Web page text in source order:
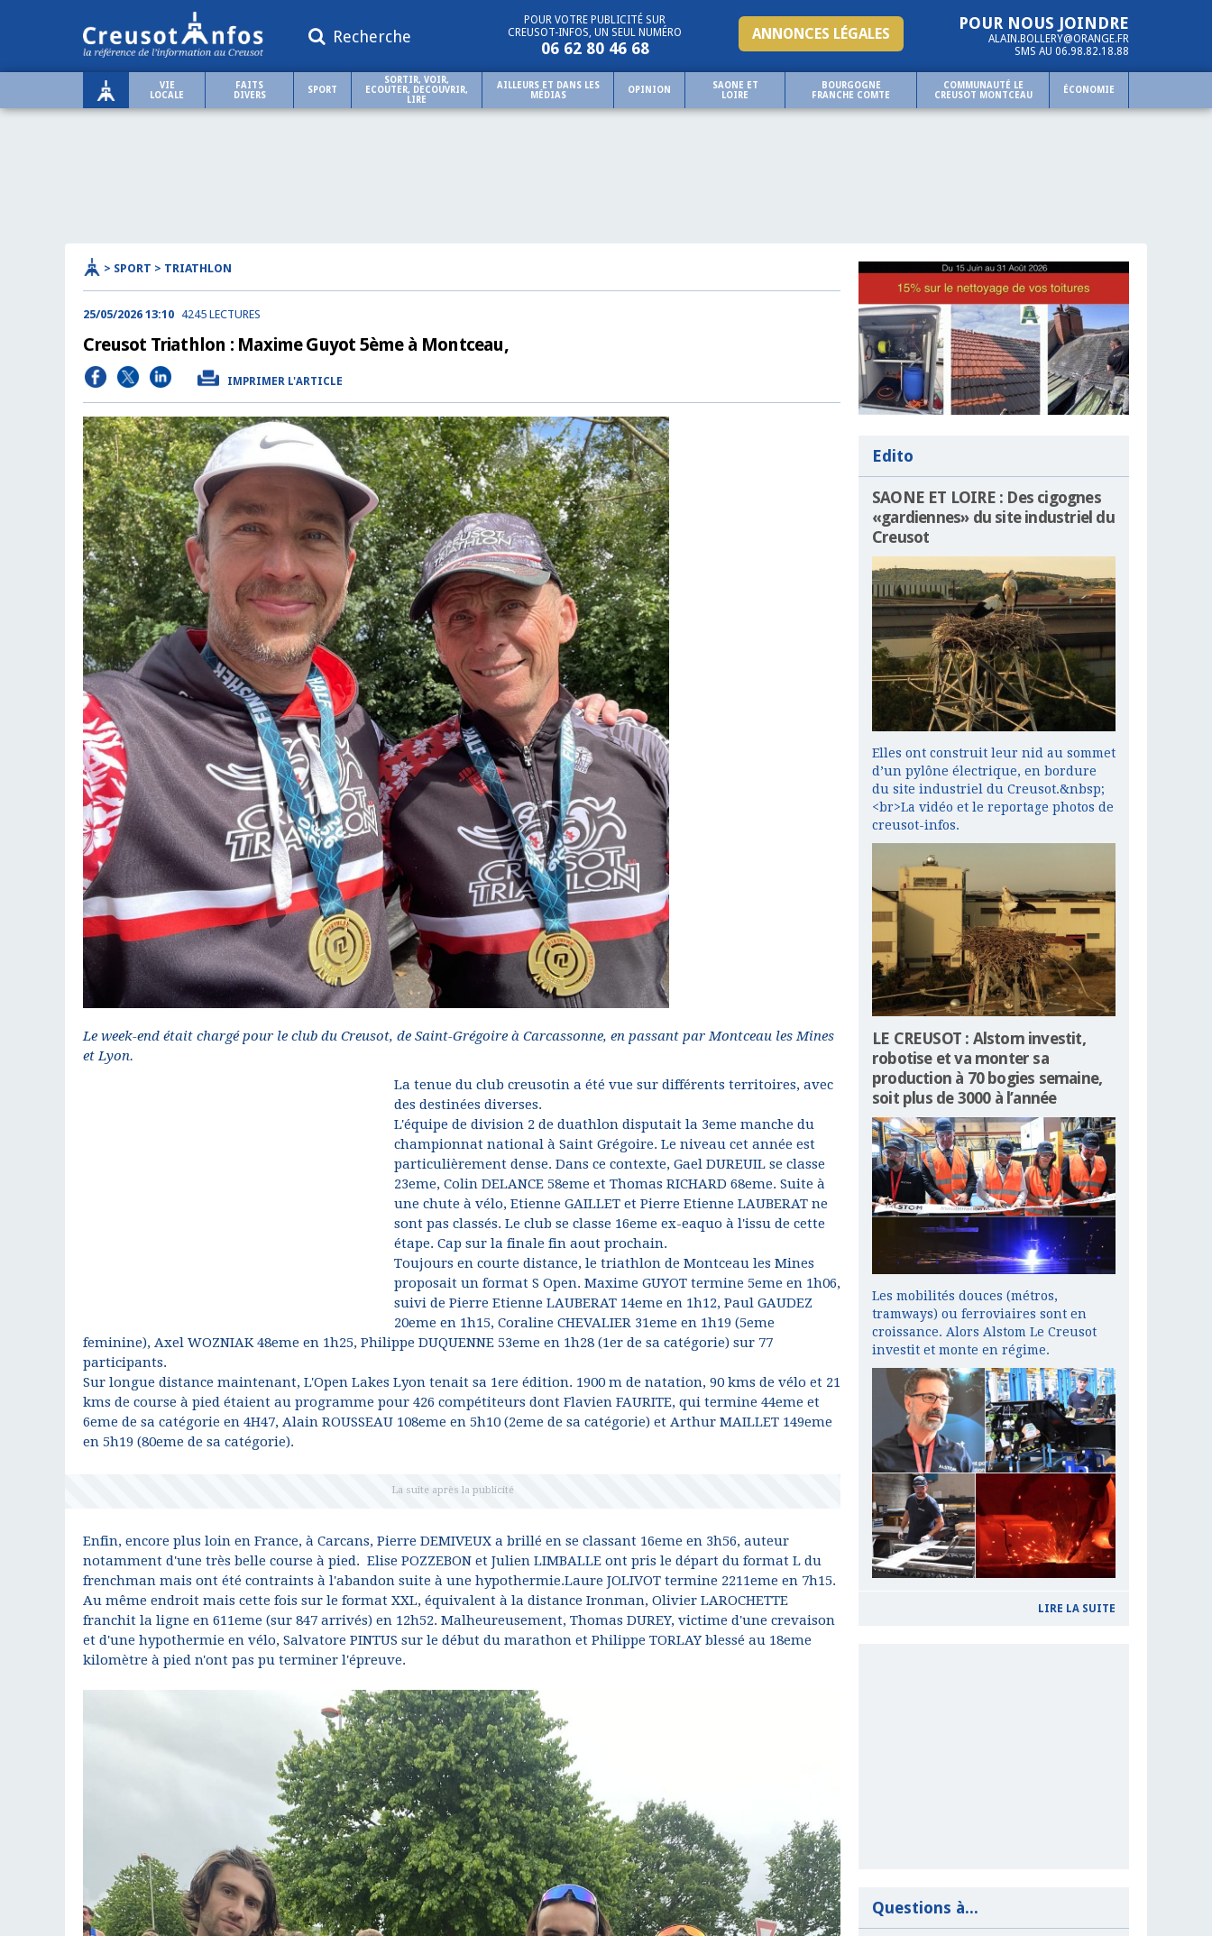
Recherche
POUR NOUS JOINDRE
ALAIN.BOLLERY@ORANGE.FR
SMS AU 06.98.82.18.88
ANNONCES LÉGALES
POUR VOTRE PUBLICITÉ SUR
CREUSOT-INFOS, UN SEUL NUMÉRO
06 62 80 46 68
VIE
LOCALE
FAITS
DIVERS
SPORT
SORTIR, VOIR,
ECOUTER, DECOUVRIR,
LIRE
AILLEURS ET DANS LES
MÉDIAS
OPINION
SAONE ET
LOIRE
BOURGOGNE
FRANCHE COMTE
COMMUNAUTÉ LE
CREUSOT MONTCEAU
ÉCONOMIE
> SPORT > TRIATHLON
25/05/2026 13:10 4245 LECTURES
Creusot Triathlon : Maxime Guyot 5ème à Montceau,
IMPRIMER L'ARTICLE
Le week-end était chargé pour le club du Creusot, de Saint-Grégoire à Carcassonne, en passant par Montceau les Mines
et Lyon.
La tenue du club creusotin a été vue sur différents territoires, avec
des destinées diverses.
L'équipe de division 2 de duathlon disputait la 3eme manche du
championnat national à Saint Grégoire. Le niveau cet année est
particulièrement dense. Dans ce contexte, Gael DUREUIL se classe
23eme, Colin DELANCE 58eme et Thomas RICHARD 68eme. Suite à
une chute à vélo, Etienne GAILLET et Pierre Etienne LAUBERAT ne
sont pas classés. Le club se classe 16eme ex-eaquo à l'issu de cette
étape. Cap sur la finale fin aout prochain.
Toujours en courte distance, le triathlon de Montceau les Mines
proposait un format S Open. Maxime GUYOT termine 5eme en 1h06,
suivi de Pierre Etienne LAUBERAT 14eme en 1h12, Paul GAUDEZ
20eme en 1h15, Coraline CHEVALIER 31eme en 1h19 (5eme
feminine), Axel WOZNIAK 48eme en 1h25, Philippe DUQUENNE 53eme en 1h28 (1er de sa catégorie) sur 77
participants.
Sur longue distance maintenant, L'Open Lakes Lyon tenait sa 1ere édition. 1900 m de natation, 90 kms de vélo et 21
kms de course à pied étaient au programme pour 426 compétiteurs dont Flavien FAURITE, qui termine 44eme et
6eme de sa catégorie en 4H47, Alain ROUSSEAU 108eme en 5h10 (2eme de sa catégorie) et Arthur MAILLET 149eme
en 5h19 (80eme de sa catégorie).
Enfin, encore plus loin en France, à Carcans, Pierre DEMIVEUX a brillé en se classant 16eme en 3h56, auteur
notamment d'une très belle course à pied. Elise POZZEBON et Julien LIMBALLE ont pris le départ du format L du
frenchman mais ont été contraints à l'abandon suite à une hypothermie.Laure JOLIVOT termine 2211eme en 7h15.
Au même endroit mais cette fois sur le format XXL, équivalent à la distance Ironman, Olivier LAROCHETTE
franchit la ligne en 611eme (sur 847 arrivés) en 12h52. Malheureusement, Thomas DUREY, victime d'une crevaison
et d'une hypothermie en vélo, Salvatore PINTUS sur le début du marathon et Philippe TORLAY blessé au 18eme
kilomètre à pied n'ont pas pu terminer l'épreuve.
Edito
SAONE ET LOIRE : Des cigognes
«gardiennes» du site industriel du
Creusot
Elles ont construit leur nid au sommet
d’un pylône électrique, en bordure
du site industriel du Creusot.&nbsp;
<br>La vidéo et le reportage photos de
creusot-infos.
LE CREUSOT : Alstom investit,
robotise et va monter sa
production à 70 bogies semaine,
soit plus de 3000 à l’année
Les mobilités douces (métros,
tramways) ou ferroviaires sont en
croissance. Alors Alstom Le Creusot
investit et monte en régime.
LIRE LA SUITE
Questions à...